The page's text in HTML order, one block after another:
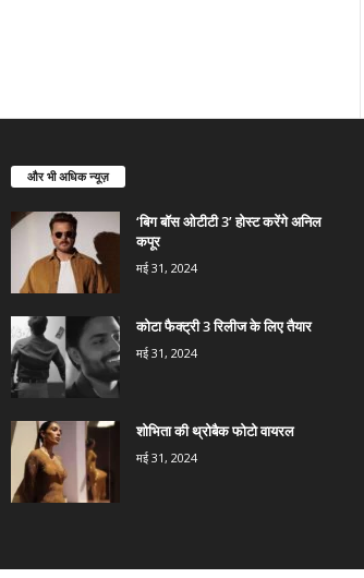
और भी अधिक न्यूज़
‘बिग बॉस ओटीटी 3’ होस्ट करेंगे अनिल
कपूर
मई 31, 2024
कोटा फैक्ट्री 3 रिलीज के लिए तैयार
मई 31, 2024
शोभिता की थ्रोबैक फोटो वायरल
मई 31, 2024